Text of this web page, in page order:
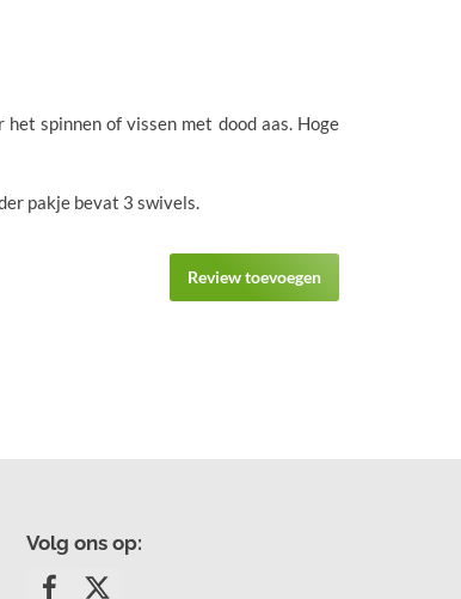
spinnen of vissen met dood aas. Hoge
pakje bevat 3 swivels.
Review toevoegen
Volg ons op: